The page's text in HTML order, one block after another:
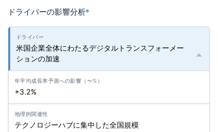
ドライバーの影響分析*
米国企業全体にわたるデジタルトランスフォーメー
ションの加速
+3.2%
テクノロジーハブに集中した全国規模